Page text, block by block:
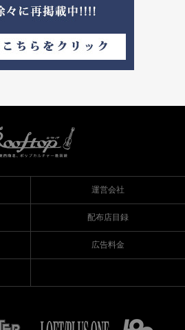
運営会社
配布店目録
広告料金